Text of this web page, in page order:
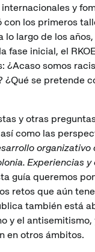
y
los primeros
largo de los
fase inicial, el
¿Acaso somos
se pretende
y otras
como las
Experiencias
guía queremos
retos que aún
también está
y el antisemitismo,
en otros ámbitos.